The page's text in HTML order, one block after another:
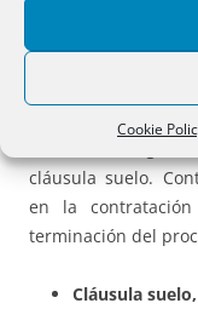
Cookie
la entidad
STS, Sala Primera,
cláusula suelo.
en la
terminación del
Cláusula